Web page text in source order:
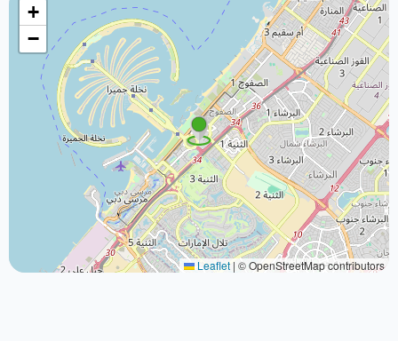
+
−
Leaflet | © OpenStreetMap contributors